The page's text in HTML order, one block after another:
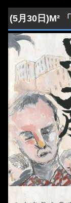
(5月30日)M² 「